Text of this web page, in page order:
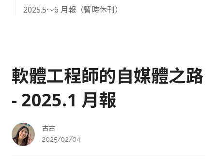
2025.5～6 月報（暫時休刊）
軟體工程師的自媒體之路
- 2025.1 月報
古古
2025/02/04